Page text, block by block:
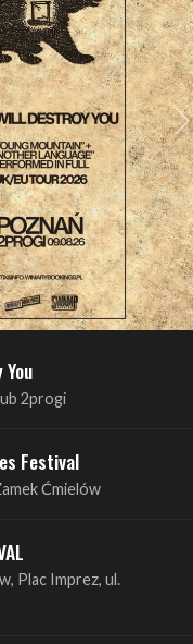
2progi
Festival
Ćmielów
Plac Imprez, ul.
Sala widowiskowa MOK, ul.